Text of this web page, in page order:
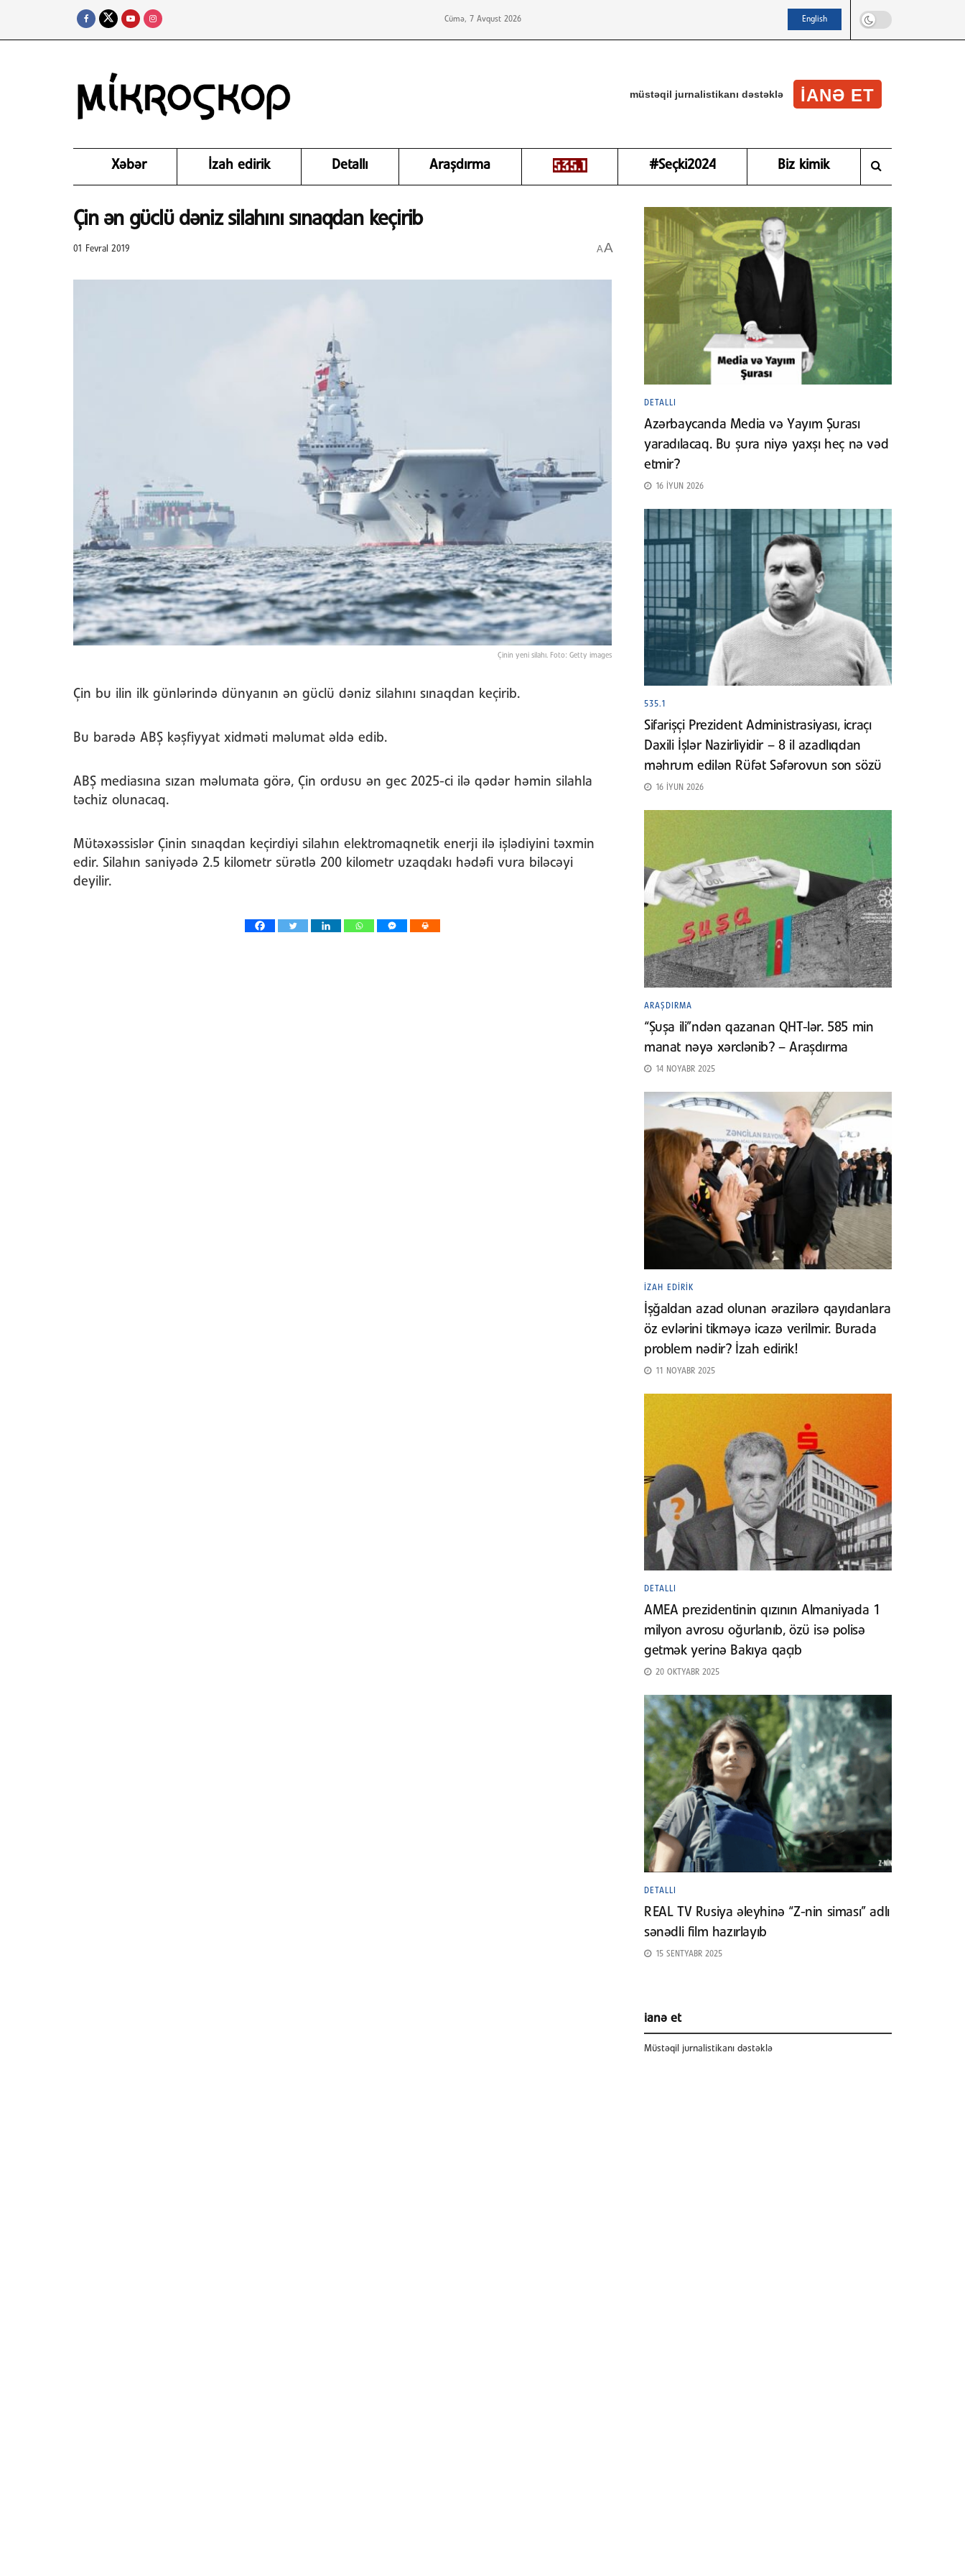
Cümə, 7 Avqust 2026 English
müstəqil jurnalistikanı dəstəklə IANƏ ET
Xəbər İzah edirik Detallı Araşdırma #Seçki2024 Biz kimik
Çin ən güclü dəniz silahını sınaqdan keçirib
01 Fevral 2019 AA
Çinin yeni silahı. Foto: Getty images
Çin bu ilin ilk günlərində dünyanın ən güclü dəniz silahını sınaqdan keçirib.
Bu barədə ABŞ kəşfiyyat xidməti məlumat əldə edib.
ABŞ mediasına sızan məlumata görə, Çin ordusu ən gec 2025-ci ilə qədər həmin silahla
təchiz olunacaq.
Mütəxəssislər Çinin sınaqdan keçirdiyi silahın elektromaqnetik enerji ilə işlədiyini təxmin
edir. Silahın saniyədə 2.5 kilometr sürətlə 200 kilometr uzaqdakı hədəfi vura biləcəyi
deyilir.
DETALLI
Azərbaycanda Media və Yayım Şurası
yaradılacaq. Bu şura niyə yaxşı heç nə vəd
etmir?
16 İYUN 2026
535.1
Sifarişçi Prezident Administrasiyası, icraçı
Daxili İşlər Nazirliyidir – 8 il azadlıqdan
məhrum edilən Rüfət Səfərovun son sözü
16 İYUN 2026
ARAŞDIRMA
“Şuşa ili”ndən qazanan QHT-lər. 585 min
manat nəyə xərclənib? – Araşdırma
14 NOYABR 2025
İZAH EDIRIK
İşğaldan azad olunan ərazilərə qayıdanlara
öz evlərini tikməyə icazə verilmir. Burada
problem nədir? İzah edirik!
11 NOYABR 2025
DETALLI
AMEA prezidentinin qızının Almaniyada 1
milyon avrosu oğurlanıb, özü isə polisə
getmək yerinə Bakıya qaçıb
20 OKTYABR 2025
DETALLI
REAL TV Rusiya əleyhinə “Z-nin siması” adlı
sənədli film hazırlayıb
15 SENTYABR 2025
ianə et
Müstəqil jurnalistikanı dəstəklə